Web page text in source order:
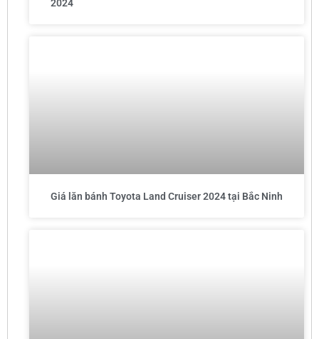
2024
Giá lăn bánh Toyota Land Cruiser 2024 tại Bắc Ninh